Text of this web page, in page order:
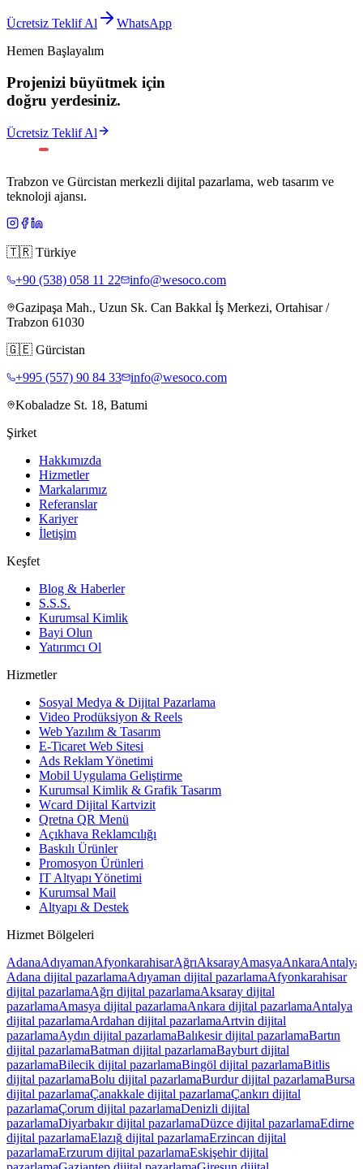
Ücretsiz Teklif Al
WhatsApp
Hemen Başlayalım
Projenizi büyütmek için
doğru yerdesiniz.
Ücretsiz Teklif Al
Trabzon ve Gürcistan merkezli dijital pazarlama, web tasarım ve
teknoloji ajansı.
🇹🇷 Türkiye
+90 (538) 058 11 22
info@wesoco.com
Gazipaşa Mah., Uzun Sk. Can Bakkal İş Merkezi, Ortahisar /
Trabzon 61030
🇬🇪 Gürcistan
+995 (557) 90 84 33
info@wesoco.com
Kobaladze St. 18, Batumi
Şirket
Hakkımızda
Hizmetler
Markalarımız
Referanslar
Kariyer
İletişim
Keşfet
Blog & Haberler
S.S.S.
Kurumsal Kimlik
Bayi Olun
Yatırımcı Ol
Hizmetler
Sosyal Medya & Dijital Pazarlama
Video Prodüksiyon & Reels
Web Yazılım & Tasarım
E-Ticaret Web Sitesi
Ads Reklam Yönetimi
Mobil Uygulama Geliştirme
Kurumsal Kimlik & Grafik Tasarım
Wcard Dijital Kartvizit
Qretna QR Menü
Açıkhava Reklamcılığı
Baskılı Ürünler
Promosyon Ürünleri
IT Altyapı Yönetimi
Kurumsal Mail
Altyapı & Destek
Hizmet Bölgeleri
AdanaAdıyamanAfyonkarahisarAğrıAksarayAmasyaAnkaraAntalya
Adana dijital pazarlamaAdıyaman dijital pazarlamaAfyonkarahisar
dijital pazarlamaAğrı dijital pazarlamaAksaray dijital
pazarlamaAmasya dijital pazarlamaAnkara dijital pazarlamaAntalya
dijital pazarlamaArdahan dijital pazarlamaArtvin dijital
pazarlamaAydın dijital pazarlamaBalıkesirdijital pazarlamaBartın
dijital pazarlamaBatman dijital pazarlamaBayburtdijital
pazarlamaBilecik dijital pazarlamaBingöl dijital pazarlamaBitlis
dijital pazarlamaBolu dijital pazarlamaBurdurdijital pazarlamaBursa
dijital pazarlamaÇanakkale dijital pazarlamaÇankırı dijital
pazarlamaÇorum dijital pazarlamaDenizli dijital
pazarlamaDiyarbakırdijital pazarlamaDüzce dijital pazarlamaEdirne
dijital pazarlamaElazığ dijital pazarlamaErzincan dijital
pazarlamaErzurum dijital pazarlamaEskişehirdijital